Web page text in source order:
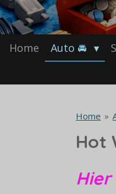
Home Auto 🚘
Home »
Hot
Hier